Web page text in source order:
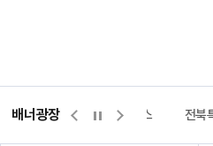
배너광장
량바로처리센터 위택스 전북